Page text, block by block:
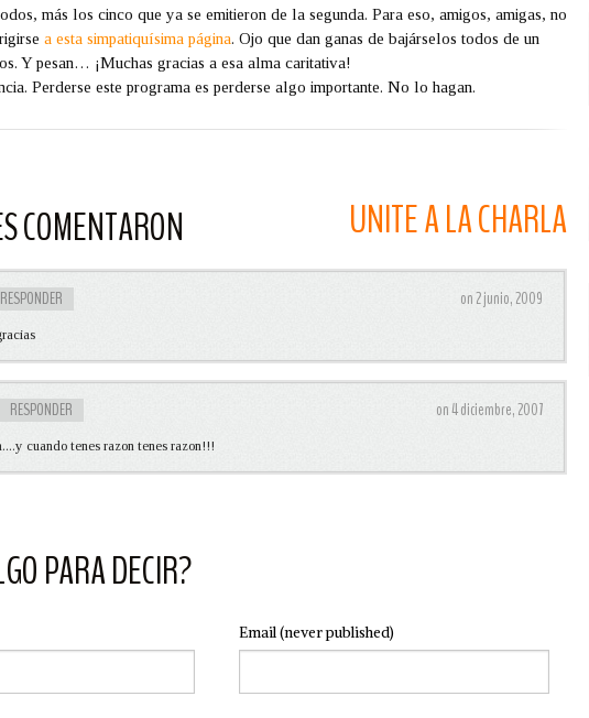
más los cinco que ya se emitieron de la segunda. Para eso, amigos, amigas, no
a esta simpatiquísima página. Ojo que dan ganas de bajárselos todos de un
Y pesan… ¡Muchas gracias a esa alma caritativa!
Perderse este programa es perderse algo importante. No lo hagan.
COMENTARON UNITE A LA CHARLA
RESPONDER on 2 junio, 2009
RESPONDER on 4 diciembre, 2007
cuando tenes razon tenes razon!!!
PARA DECIR?
Email(never published)